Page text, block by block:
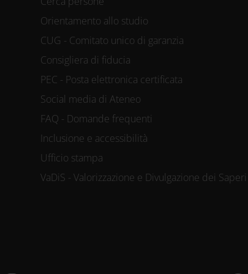
Orientamento allo studio
CUG - Comitato unico di garanzia
Consigliera di fiducia
PEC - Posta elettronica certificata
Social media di Ateneo
FAQ - Domande frequenti
Inclusione e accessibilità
Ufficio stampa
VaDiS - Valorizzazione e Divulgazione dei Saperi